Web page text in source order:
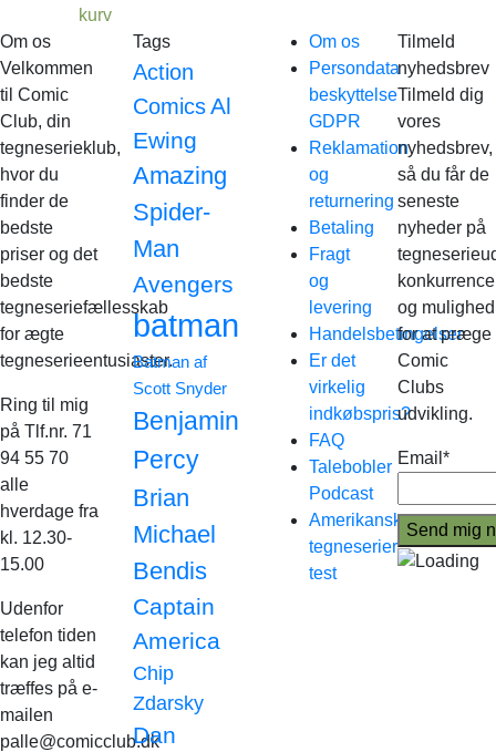
kurv
Om os
Velkommen
til Comic
Club, din
tegneserieklub,
hvor du
finder de
bedste
priser og det
bedste
tegneseriefællesskab
for ægte
tegneserieentusiaster.
Ring til mig
på Tlf.nr. 71
94 55 70
alle
hverdage fra
kl. 12.30-
15.00
Udenfor
telefon tiden
kan jeg altid
træffes på e-
mailen
palle@comicclub.dk
Tags
Action
Comics Al
Ewing
Amazing
Spider-
Man
Avengers
batman
Batman af
Scott Snyder
Benjamin
Percy
Brian
Michael
Bendis
Captain
America
Chip
Zdarsky
Dan
Om os
Persondata
beskyttelse
GDPR
Reklamation
og
returnering
Betaling
Fragt
og
levering
Handelsbetingelser
Er det
virkelig
indkøbspris?
FAQ
Talebobler
Podcast
Amerikanske
tegneserier
test
Tilmeld
nyhedsbrev
Tilmeld dig
vores
nyhedsbrev,
så du får de
seneste
nyheder på
og mulighed
for at præge
Comic
Clubs
udvikling.
Email*